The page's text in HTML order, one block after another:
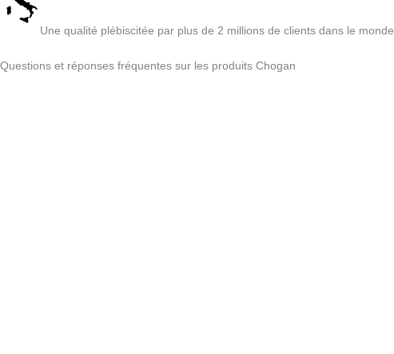
Une qualité plébiscitée par plus de 2 millions de clients dans le monde.
Questions et réponses fréquentes sur les produits Chogan